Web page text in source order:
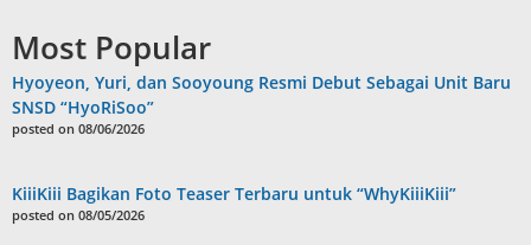
Most Popular
Hyoyeon, Yuri, dan Sooyoung Resmi Debut Sebagai Unit Baru
SNSD “HyoRiSoo”
posted on 08/06/2026
KiiiKiii Bagikan Foto Teaser Terbaru untuk “WhyKiiiKiii”
posted on 08/05/2026